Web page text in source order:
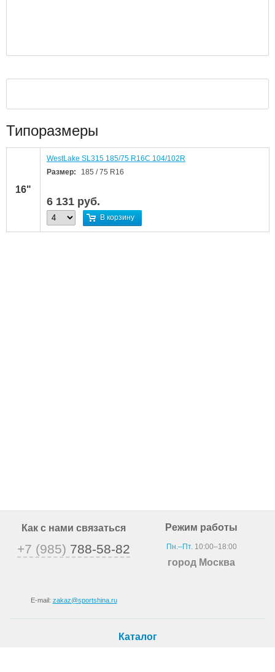
Типоразмеры
16"
WestLake SL315 185/75 R16C 104/102R
Размер:
185 / 75 R16
6 131 руб.
В корзину
Как с нами связаться
+7 (985) 788-58-82
E-mail: zakaz@sportshina.ru
Режим работы
Пн.–Пт.10:00–18:00
город Москва
Каталог